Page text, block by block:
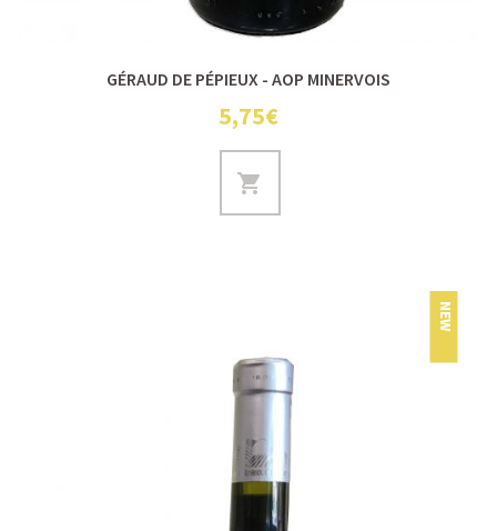
GÉRAUD DE PÉPIEUX - AOP MINERVOIS
5,75€
NEW